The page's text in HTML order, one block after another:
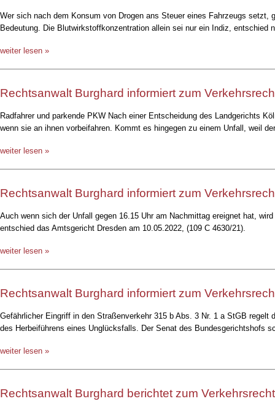
Wer sich nach dem Konsum von Drogen ans Steuer eines Fahrzeugs
Bedeutung. Die Blutwirkstoffkonzentration allein sei nur ein Indiz, entschied
weiter lesen »
Rechtsanwalt Burghard informiert zum
Radfahrer und parkende PKW Nach einer Entscheidung des Landgerichts
wenn sie an ihnen vorbeifahren. Kommt es hingegen zu einem Unfall, weil
weiter lesen »
Rechtsanwalt Burghard informiert zum
Auch wenn sich der Unfall gegen 16.15 Uhr am Nachmittag ereignet hat,
entschied das Amtsgericht Dresden am 10.05.2022, (109 C 4630/21).
weiter lesen »
Rechtsanwalt Burghard informiert zum
Gefährlicher Eingriff in den Straßenverkehr 315 b Abs. 3 Nr. 1 a StGB
des Herbeiführens eines Unglücksfalls. Der Senat des Bundesgerichtshofs
weiter lesen »
Rechtsanwalt Burghard berichtet zum Verkehrsrecht